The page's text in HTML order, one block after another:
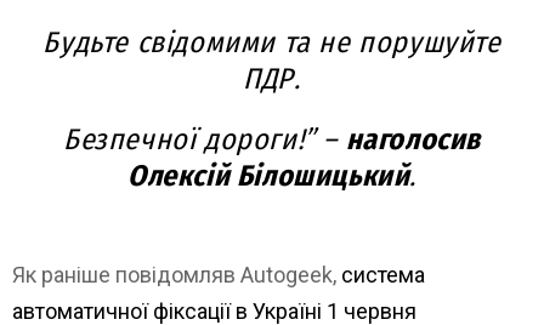
Будьте свідомими та не порушуйте
ПДР.
Безпечної дороги!” – наголосив
Олексій Білошицький.
Як раніше повідомляв Autogeek, система
автоматичної фіксації в Україні 1 червня